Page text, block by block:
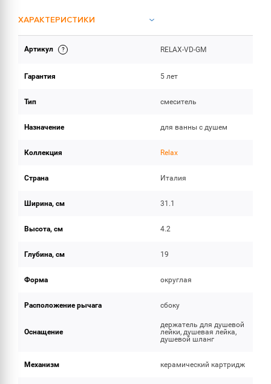
ХАРАКТЕРИСТИКИ
ОБЪЕМ ПОСТАВКИ
Артикул RELAX-VD-GM
Гарантия 5 лет
Тип смеситель
Назначение для ванны с душем
Коллекция Relax
Страна Италия
Ширина, см 31.1
Высота, см 4.2
Глубина, см 19
Форма округлая
Расположение рычага сбоку
Оснащение
держатель для душевой
лейки, душевая лейка,
душевой шланг
Механизм керамический картридж